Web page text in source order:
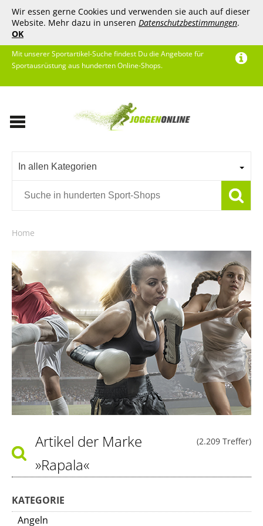
Wir essen gerne Cookies und verwenden sie auch auf dieser
Website. Mehr dazu in unseren Datenschutzbestimmungen.
OK
Mit unserer Sportartikel-Suche findest Du die Angebote für
Sportausrüstung aus hunderten Online-Shops.
In allen Kategorien
Home
(2.209 Treffer)
Artikel der Marke
»Rapala«
KATEGORIE
Angeln